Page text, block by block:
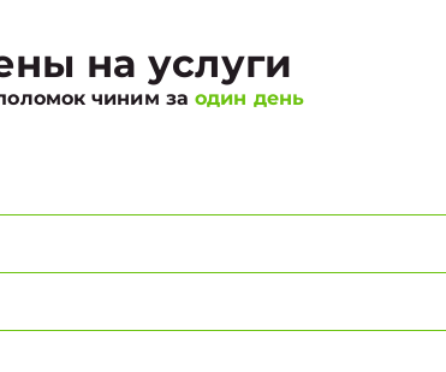
на услуги
чиним заодин день